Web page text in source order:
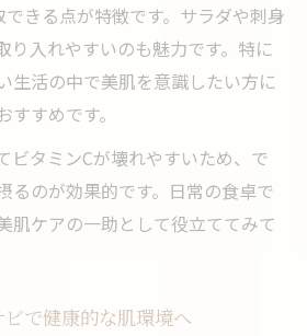
成分表で見る脂質の少なさ
におすすめのワサビの使い方
ロリーコントロール活用術
表から見えた健康管理法
成分表でわかるビタミンの役
た日常の食事管理方法
できる点が特徴です。サラダや刺身
り入れやすいのも魅力です。特に
生活の中で美肌を意識したい方に
すめです。
ビタミンCが壊れやすいため、で
るのが効果的です。日常の食卓で
肌ケアの一助として役立ててみて
で健康的な肌環境へ